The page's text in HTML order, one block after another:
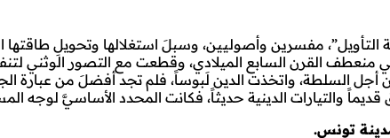
مفسرين وأصوليين، وسبلَ استغلالها وتحويلِ
القرن السابع الميلادي، وقطعت مع التصور الوثني
السلطة، واتخذت الدين لَبوساً، فلم تجد أفضلَ من عبارة
والتيارات الدينية حديثاً، فكانت المحدد الأساسيَّ لوجه